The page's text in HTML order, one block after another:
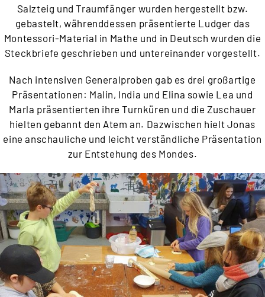
Salzteig und Traumfänger wurden hergestellt bzw.
gebastelt, währenddessen präsentierte Ludger das
Montessori-Material in Mathe und in Deutsch wurden die
Steckbriefe geschrieben und untereinander vorgestellt.
Nach intensiven Generalproben gab es drei großartige
Präsentationen: Malin, India und Elina sowie Lea und
Marla präsentierten ihre Turnküren und die Zuschauer
hielten gebannt den Atem an. Dazwischen hielt Jonas
eine anschauliche und leicht verständliche Präsentation
zur Entstehung des Mondes.